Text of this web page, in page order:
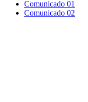
Comunicado 01
Comunicado 02